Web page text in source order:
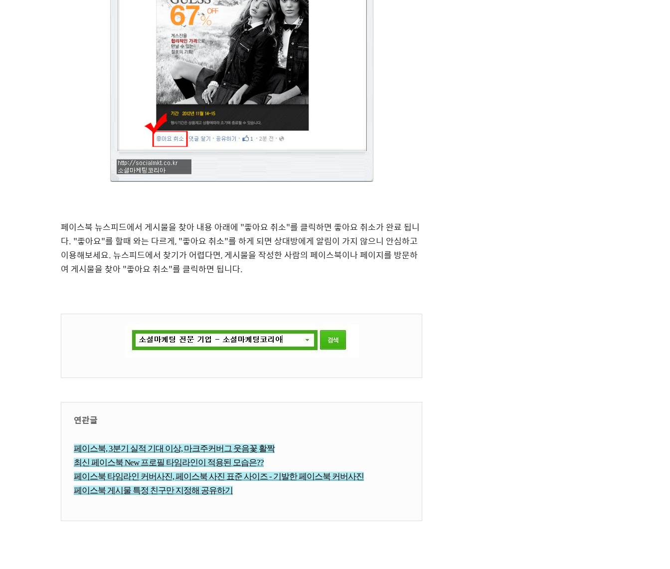
페이스북 뉴스피드에서 게시물을 찾아 내용 아래에 "좋아요 취소"를 클릭하면 좋아요 취소가 완료 됩니
다. "좋아요"를 할때 와는 다르게, "좋아요 취소"를 하게 되면 상대방에게 알림이 가지 않으니 안심하고
이용해보세요. 뉴스피드에서 찾기가 어렵다면, 게시물을 작성한 사람의 페이스북이나 페이지를 방문하
여 게시물을 찾아 "좋아요 취소"를 클릭하면 됩니다.
연관글
페이스북, 3분기 실적 기대 이상, 마크주커버그 웃음꽃 활짝
최신 페이스북 New 프로필 타임라인이 적용된 모습은??
페이스북 타임라인 커버사진, 페이스북 사진 표준 사이즈 - 기발한 페이스북 커버사진
페이스북 게시물 특정 친구만 지정해 공유하기